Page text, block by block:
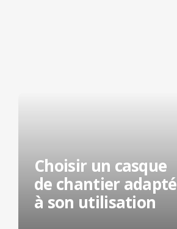
Choisir un casque
de chantier adapté
à son utilisation